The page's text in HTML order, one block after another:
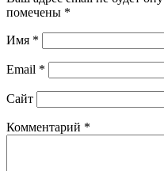
помечены *
Имя *
Email *
Сайт
Комментарий *